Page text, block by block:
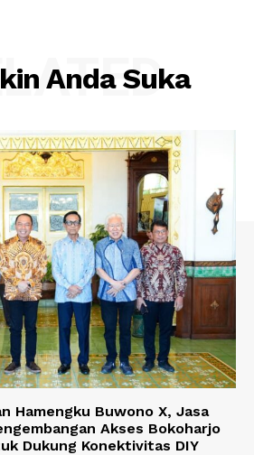
Anda Suka
Hamengku Buwono X, Jasa
Akses Bokoharjo
Dukung Konektivitas DIY